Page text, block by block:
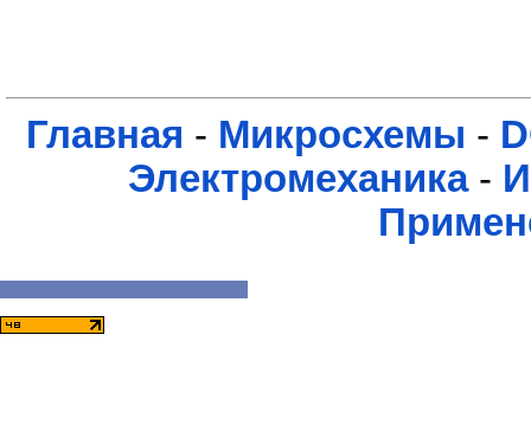
Главная - Микросхемы -
Электромеханика-